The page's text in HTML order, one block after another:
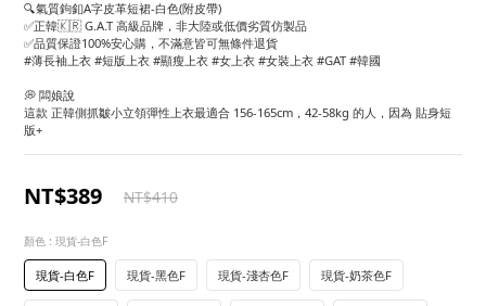
🔍氣質鉤釦A字皮革短裙-白色(附皮帶)
✅正韓🇰🇷 G.A.T 高級品牌，非大陸或低價劣質仿製品
✅品質保證100%安心購，不滿意皆可無條件退貨
#薄長袖上衣 #短版上衣 #顯瘦上衣 #女上衣 #女裝上衣 #GAT #韓國
💭 闆娘說
這款 正韓側抓皺小立領彈性上衣最適合 156-165cm，42-58kg 的人，因為 貼身短
版+
NT$389 NT$410
顏色 : 現貨-白色F
現貨-白色F 現貨-黑色F 現貨-淺杏色F 現貨-奶茶色F